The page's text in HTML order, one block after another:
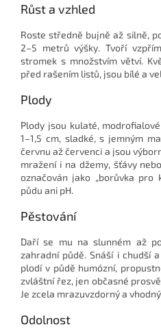
Růst a vzhled
Roste středně bujně až silně,
2–5 metrů výšky. Tvoří
stromek s množstvím větví.
před rašením listů, jsou bílé a
Plody
Plody jsou kulaté,
1–1,5 cm, sladké, s jemným
červnu až červenci a jsou
mražení i na džemy, šťávy
označován jako „borůvka pro
půdu ani pH.
Pěstování
Daří se mu na slunném až
zahradní půdě. Snáší i chudší
plodí v půdě humózní,
zvláštní řez, jen občasné
Je zcela mrazuvzdorný a
Odolnost